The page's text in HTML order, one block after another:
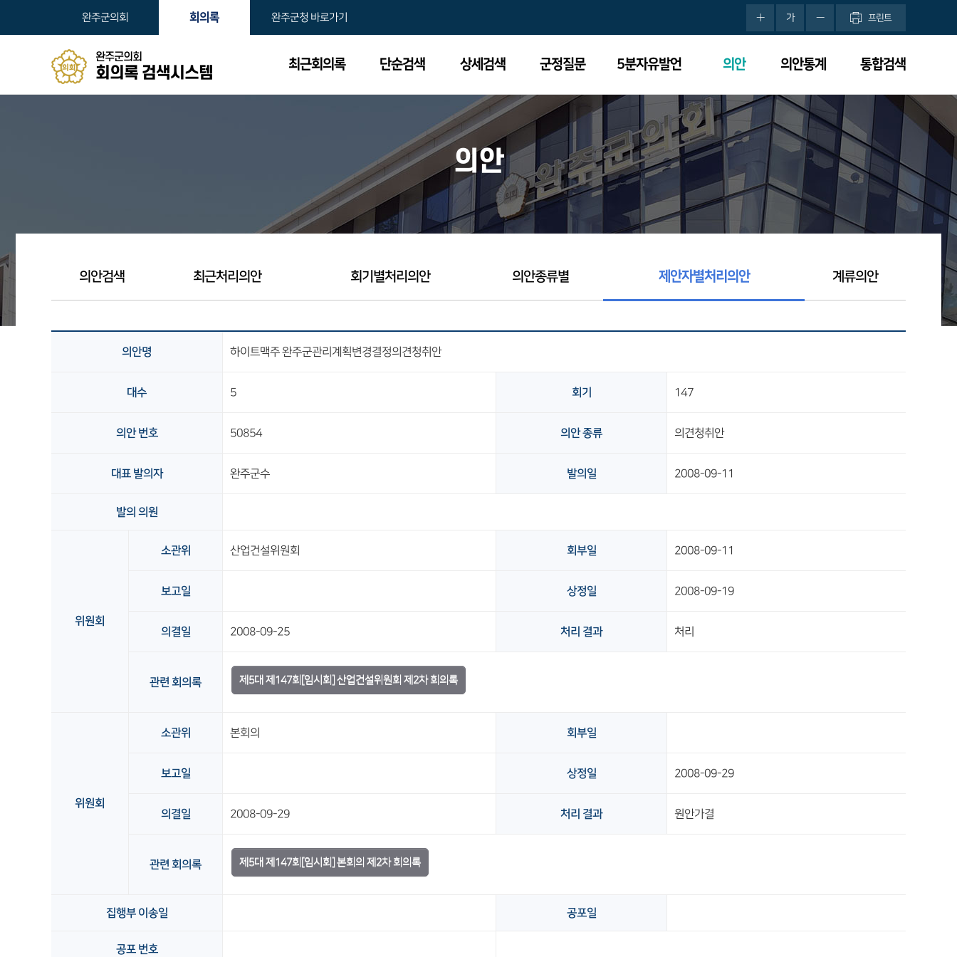
완주군의회 회의록 완주군청 바로가기 가 프린트
완주군의회
회의록 검색시스템 최근회의록 단순검색 상세검색 군정질문 5분자유발언 의안 의안통계 통합검색
의안
의안검색 최근처리의안 회기별처리의안 의안종류별 제안자별처리의안 계류의안
의안명 하이트맥주 완주군관리계획변경결정의견청취안
대수 5 회기 147
의안 번호 50854 의안 종류 의견청취안
대표 발의자 완주군수 발의일 2008-09-11
발의 의원
위원회
소관위 산업건설위원회 회부일 2008-09-11
보고일 상정일 2008-09-19
의결일 2008-09-25 처리 결과 처리
관련 회의록 제5대 제147회[임시회] 산업건설위원회 제2차 회의록
위원회
소관위 본회의 회부일
보고일 상정일 2008-09-29
의결일 2008-09-29 처리 결과 원안가결
관련 회의록 제5대 제147회[임시회] 본회의 제2차 회의록
집행부 이송일 공포일
공포 번호